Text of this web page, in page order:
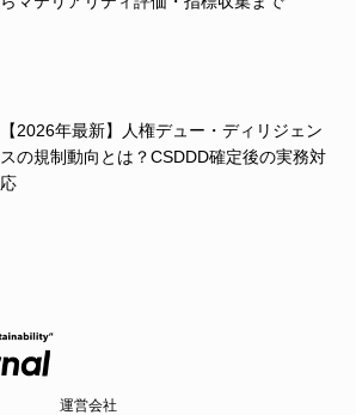
【2026年最新】人権デュー・ディリジェン
スの規制動向とは？CSDDD確定後の実務対
応
運営会社